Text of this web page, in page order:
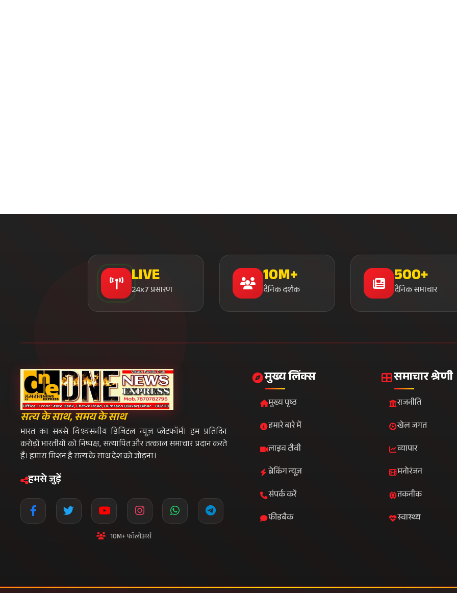
सत्य के साथ, समय के साथ
भारत का सबसे विश्वसनीय डिजिटल न्यूज़ प्लेटफॉर्म। हम प्रतिदिन
करोड़ों भारतीयों को निष्पक्ष, सत्यापित और तत्काल समाचार प्रदान करते
हैं। हमारा मिशन है सत्य के साथ देश को जोड़ना।
10M+ फॉलोअर्स
हमारे बारे में
फीडबैक
खेल जगत
स्वास्थ्य
प्रीमियम न्यूज़लेटर
विशेष रिपोर्ट्स और एक्सक्लूसिव समाचार सीधे अपने ईमेल पर प्राप्त करें